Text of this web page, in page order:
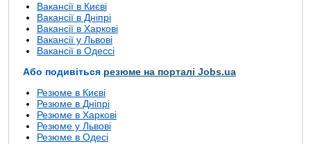
Вакансії в Києві
Вакансії в Дніпрі
Вакансії в Харкові
Вакансії у Львові
Вакансії в Одессі
Або подивіться резюме на порталі Jobs.ua
Резюме в Києві
Резюме в Дніпрі
Резюме в Харкові
Резюме у Львові
Резюме в Одесі